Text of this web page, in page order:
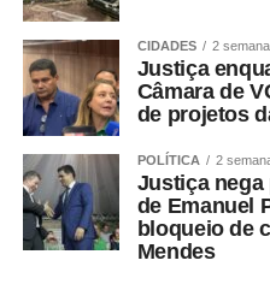
Ao registrar uma nova
informar a descrição da
seguida, um agente
preliminar da ocorrência em
eleitoral irregular na internet
propaganda eleitoral
Antes do preenchimento
CIDADES 2
Justiça
Câmara de
de projetos
POLÍTICA 2
Justiça nega
de Emanuel
bloqueio de
Mendes